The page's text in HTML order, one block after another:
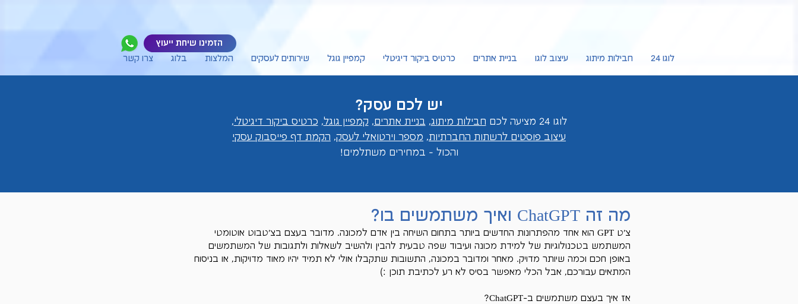
הזמינו שיחת ייעוץ
לוגו 24
חבילות מיתוג עיצוב לוגו בניית אתרים כרטיס ביקור דיגיטלי קמפיין גוגל שירותים לעסקים המלצות בלוג צרו קשר
יש לכם עסק?
לוגו 24 מציעה לכם חבילות מיתוג, בניית אתרים, קמפיין גוגל, כרטיס ביקור דיגיטלי,
עיצוב פוסטים לרשתות החברתיות, מספר וירטואלי לעסק, הקמת דף פייסבוק עסקי
והכול - במחירים משתלמים!
מה זה ChatGPT ואיך משתמשים בו?
צ'ט GPT הוא אחד מהפתרונות החדשים ביותר בתחום השיחה בין אדם למכונה. מדובר בעצם בצ'טבוט אוטומטי
המשתמש בטכנולוגיות של למידת מכונה ועיבוד שפה טבעית להבין ולהשיב לשאלות ולתגובות של המשתמשים
באופן חכם וכמה שיותר מדויק. מאחר ומדובר במכונה, התשובות שתקבלו אולי לא תמיד יהיו מאוד מדויקות, או בניסוח
המתאים עבורכם, אבל הכלי מאפשר בסיס לא רע לכתיבת תוכן :)
אז איך בעצם משתמשים ב-ChatGPT?